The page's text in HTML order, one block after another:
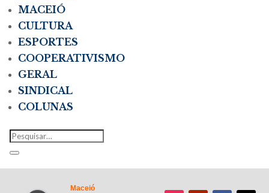
MACEIÓ
CULTURA
ESPORTES
COOPERATIVISMO
GERAL
SINDICAL
COLUNAS
Maceió